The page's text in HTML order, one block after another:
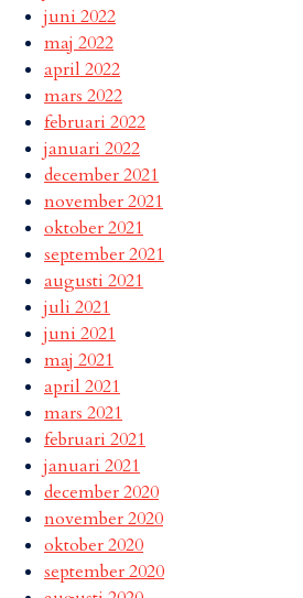
juni 2022
maj 2022
april 2022
mars 2022
februari 2022
januari 2022
december 2021
november 2021
oktober 2021
september 2021
augusti 2021
juli 2021
juni 2021
maj 2021
april 2021
mars 2021
februari 2021
januari 2021
december 2020
november 2020
oktober 2020
september 2020